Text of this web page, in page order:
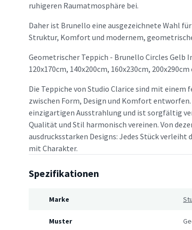
ruhigeren Raumatmosphäre bei.
Daher ist Brunello eine ausgezeichnete Wahl
Struktur, Komfort und modernem,
Geometrischer Teppich - Brunello Circles Gelb
120x170cm, 140x200cm, 160x230cm, 200x290cm
Die Teppiche von Studio Clarice sind mit einem
zwischen Form, Design und Komfort
einzigartigen Ausstrahlung und ist sorgfältig
Qualität und Stil harmonisch vereinen. Von
ausdrucksstarken Designs: Jedes Stück
mit Charakter.
Spezifikationen
Marke
Muster